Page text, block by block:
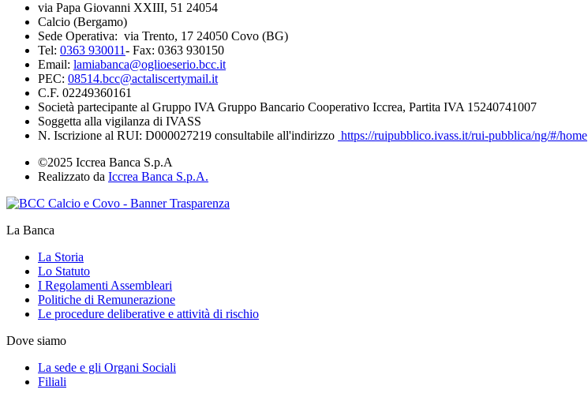
via Papa Giovanni XXIII, 51 24054
Calcio (Bergamo)
Sede Operativa: via Trento, 17 24050 Covo (BG)
Tel: 0363 930011- Fax: 0363 930150
Email: lamiabanca@oglioeserio.bcc.it
PEC: 08514.bcc@actaliscertymail.it
C.F. 02249360161
Società partecipante al Gruppo IVA Gruppo Bancario Cooperativo Iccrea, Partita IVA 15240741007
Soggetta alla vigilanza di IVASS
N. Iscrizione al RUI: D000027219 consultabile all'indirizzo https://ruipubblico.ivass.it/rui-pubblica/ng/#/home
©2025 Iccrea Banca S.p.A
Realizzato da Iccrea Banca S.p.A.
La Banca
La Storia
Lo Statuto
I Regolamenti Assembleari
Politiche di Remunerazione
Le procedure deliberative e attività di rischio
Dove siamo
La sede e gli Organi Sociali
Filiali